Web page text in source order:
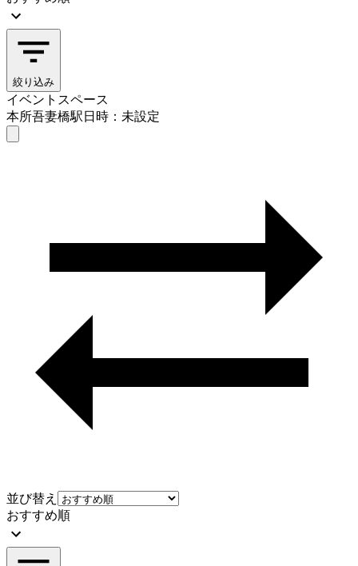
絞り込み
イベントスペース
本所吾妻橋駅日時：未設定
並び替え
おすすめ順